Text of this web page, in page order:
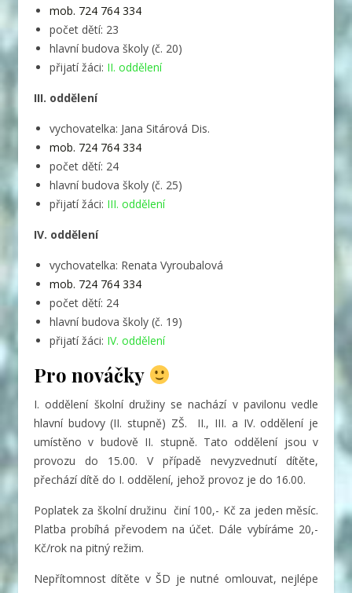
mob. 724 764 334
počet dětí: 23
hlavní budova školy (č. 20)
přijatí žáci: II. oddělení
III. oddělení
vychovatelka: Jana Sitárová Dis.
mob. 724 764 334
počet dětí: 24
hlavní budova školy (č. 25)
přijatí žáci: III. oddělení
IV. oddělení
vychovatelka: Renata Vyroubalová
mob. 724 764 334
počet dětí: 24
hlavní budova školy (č. 19)
přijatí žáci: IV. oddělení
Pro nováčky
I. oddělení školní družiny se nachází v pavilonu vedle
hlavní budovy (II. stupně) ZŠ. II., III. a IV. oddělení je
umístěno v budově II. stupně. Tato oddělení jsou v
provozu do 15.00. V případě nevyzvednutí dítěte,
přechází dítě do I. oddělení, jehož provoz je do 16.00.
Poplatek za školní družinu činí 100,- Kč za jeden měsíc.
Platba probíhá převodem na účet. Dále vybíráme 20,-
Kč/rok na pitný režim.
Nepřítomnost dítěte v ŠD je nutné omlouvat, nejlépe